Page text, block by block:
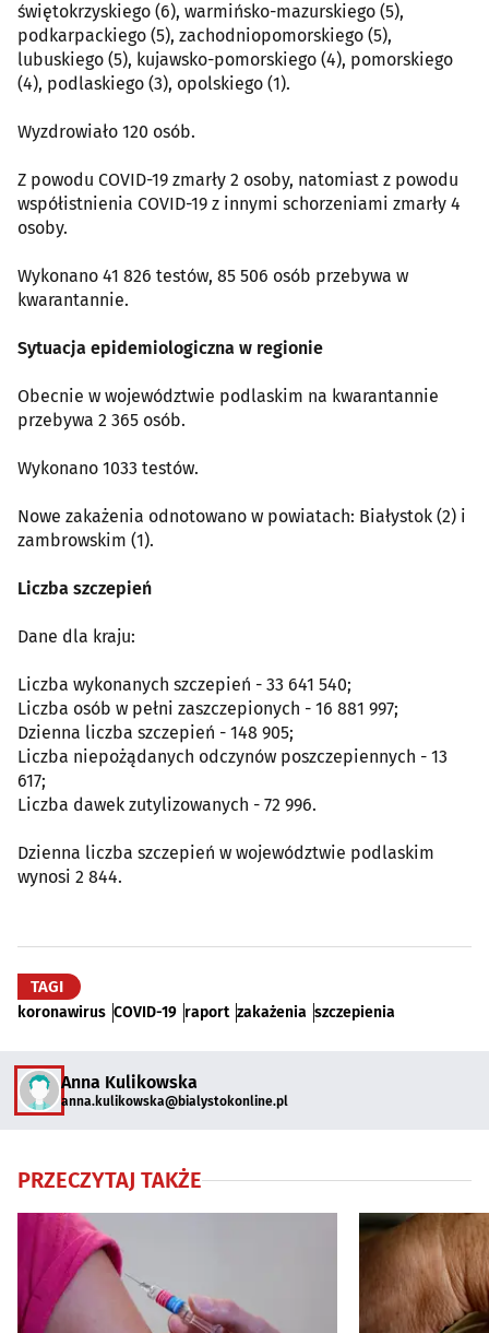
świętokrzyskiego (6), warmińsko-mazurskiego (5),
podkarpackiego (5), zachodniopomorskiego (5),
lubuskiego (5), kujawsko-pomorskiego (4), pomorskiego
(4), podlaskiego (3), opolskiego (1).
Wyzdrowiało 120 osób.
Z powodu COVID-19 zmarły 2 osoby, natomiast z powodu
współistnienia COVID-19 z innymi schorzeniami zmarły 4
osoby.
Wykonano 41 826 testów, 85 506 osób przebywa w
kwarantannie.
Sytuacja epidemiologiczna w regionie
Obecnie w województwie podlaskim na kwarantannie
przebywa 2 365 osób.
Wykonano 1033 testów.
Nowe zakażenia odnotowano w powiatach: Białystok (2) i
zambrowskim (1).
Liczba szczepień
Dane dla kraju:
Liczba wykonanych szczepień - 33 641 540;
Liczba osób w pełni zaszczepionych - 16 881 997;
Dzienna liczba szczepień - 148 905;
Liczba niepożądanych odczynów poszczepiennych - 13
617;
Liczba dawek zutylizowanych - 72 996.
Dzienna liczba szczepień w województwie podlaskim
wynosi 2 844.
TAGI
koronawirus COVID-19 raport zakażenia szczepienia
Anna Kulikowska
anna.kulikowska@bialystokonline.pl
PRZECZYTAJ TAKŻE